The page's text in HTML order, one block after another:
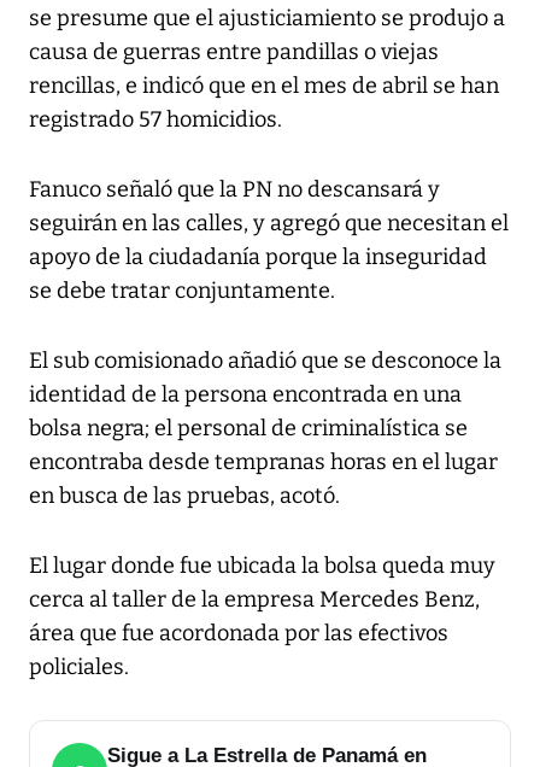
se presume que el ajusticiamiento se produjo a
causa de guerras entre pandillas o viejas
rencillas, e indicó que en el mes de abril se han
registrado 57 homicidios.
Fanuco señaló que la PN no descansará y
seguirán en las calles, y agregó que necesitan el
apoyo de la ciudadanía porque la inseguridad
se debe tratar conjuntamente.
El sub comisionado añadió que se desconoce la
identidad de la persona encontrada en una
bolsa negra; el personal de criminalística se
encontraba desde tempranas horas en el lugar
en busca de las pruebas, acotó.
El lugar donde fue ubicada la bolsa queda muy
cerca al taller de la empresa Mercedes Benz,
área que fue acordonada por las efectivos
policiales.
Sigue a La Estrella de Panamá en